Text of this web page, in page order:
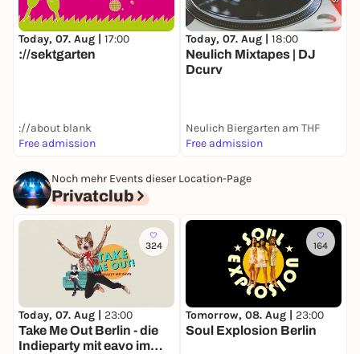
Today, 07. Aug | 17:00
://sektgarten
://about blank
Free admission
Today, 07. Aug | 18:00
Neulich Mixtapes | DJ
Dcurv
Neulich Biergarten am THF
Free admission
Noch mehr Events dieser Location-Page
Privatclub
324
Today, 07. Aug | 23:00
Take Me Out Berlin - die
Indieparty mit eavo im
164
Tomorrow, 08. Aug | 23:00
Soul Explosion Berlin